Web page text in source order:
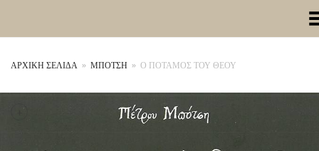
Toggle
ΑΡΧΙΚΉ ΣΕΛΊΔΑ » ΜΠΟΤΣΗ » Ο ΠΟΤΑΜΟΣ ΤΟΥ ΘΕΟΥ